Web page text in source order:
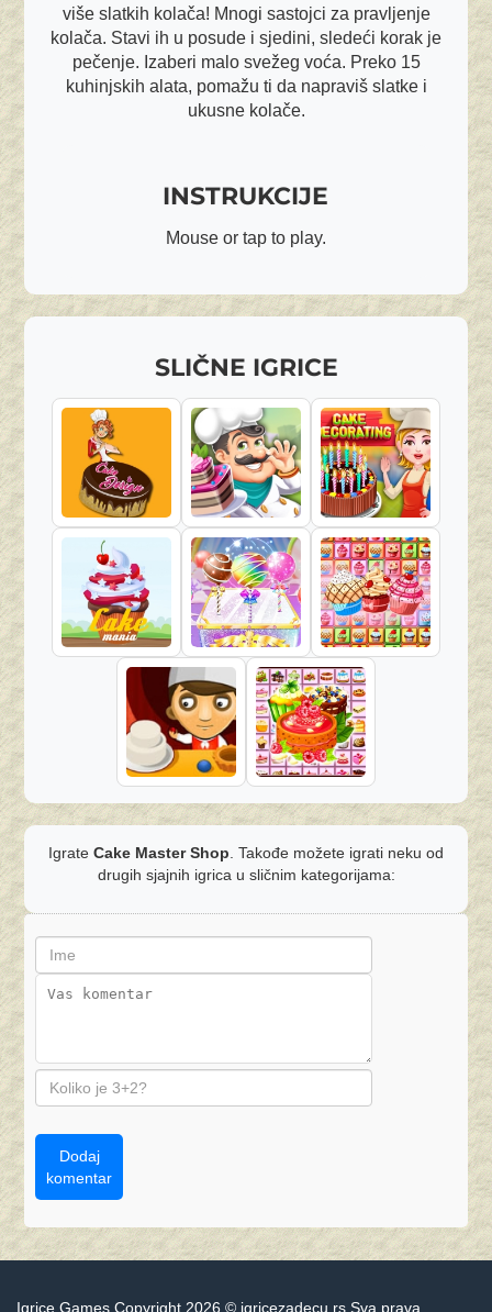
više slatkih kolača! Mnogi sastojci za pravljenje
kolača. Stavi ih u posude i sjedini, sledeći korak je
pečenje. Izaberi malo svežeg voća. Preko 15
kuhinjskih alata, pomažu ti da napraviš slatke i
ukusne kolače.
INSTRUKCIJE
Mouse or tap to play.
SLIČNE IGRICE
Igrate Cake Master Shop . Takođe možete igrati neku od
drugih sjajnih igrica u sličnim kategorijama:
Dodaj
komentar
Igrice Games Copyright 2026 © igricezadecu.rs Sva prava